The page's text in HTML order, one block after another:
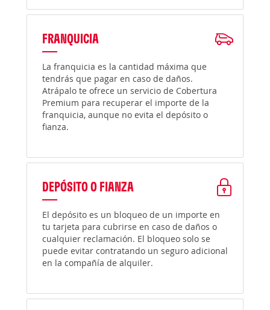
FRANQUICIA
La franquicia es la cantidad máxima que
tendrás que pagar en caso de daños.
Atrápalo te ofrece un servicio de Cobertura
Premium para recuperar el importe de la
franquicia, aunque no evita el depósito o
fianza.
DEPÓSITO O FIANZA
El depósito es un bloqueo de un importe en
tu tarjeta para cubrirse en caso de daños o
cualquier reclamación. El bloqueo solo se
puede evitar contratando un seguro adicional
en la compañía de alquiler.